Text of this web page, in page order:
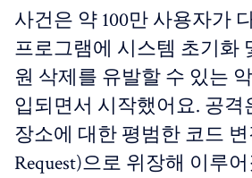
사건은 약 100만 사용자가
프로그램에 시스템 초기화
원 삭제를 유발할 수 있는
입되면서 시작했어요. 공격
장소에 대한 평범한 코드
Request)으로 위장해 이루